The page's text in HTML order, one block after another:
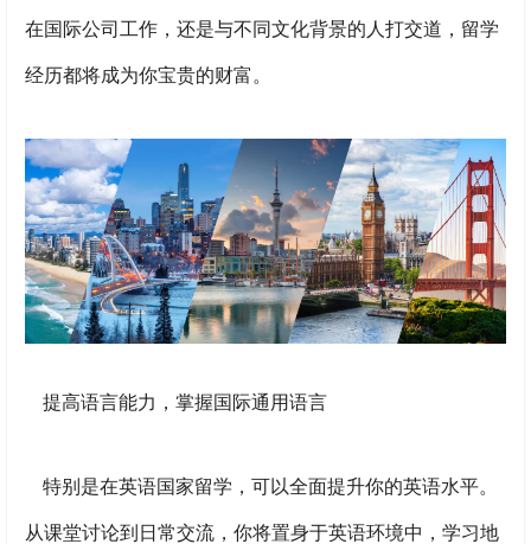
在国际公司工作，还是与不同文化背景的人打交道，留学
经历都将成为你宝贵的财富。
提高语言能力，掌握国际通用语言
特别是在英语国家留学，可以全面提升你的英语水平。
从课堂讨论到日常交流，你将置身于英语环境中，学习地